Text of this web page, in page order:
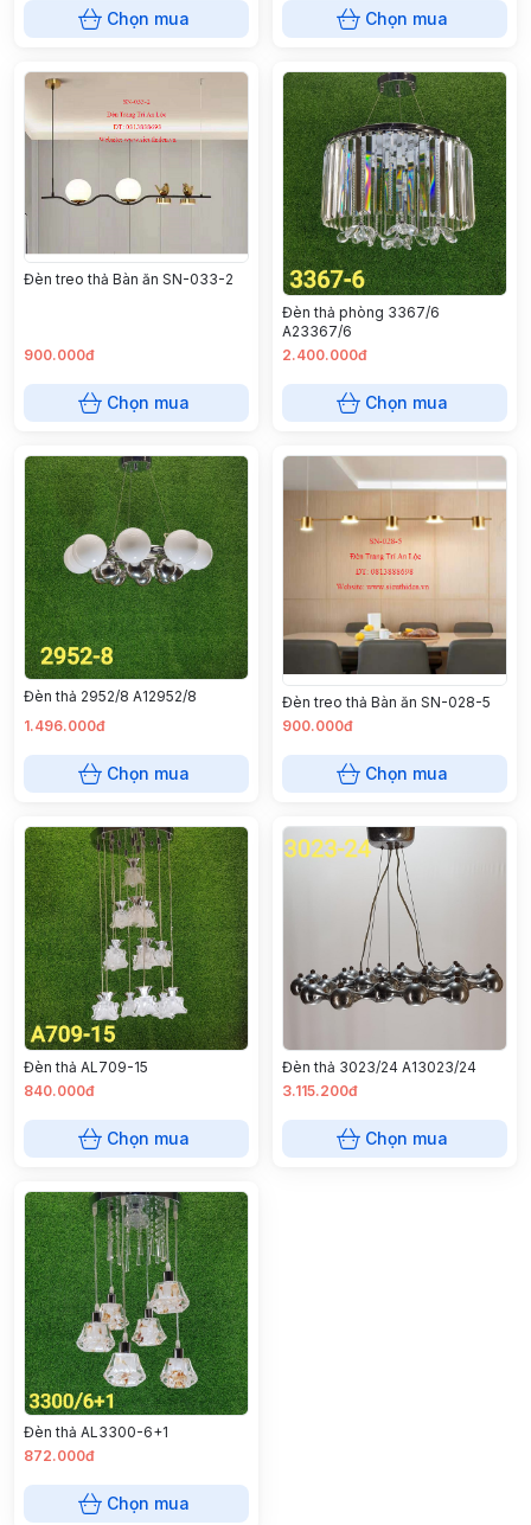
Chọn mua Chọn mua
Đèn treo thả Bàn ăn SN-033-2
900.000đ
Chọn mua
Đèn thả phòng 3367/6
A23367/6
2.400.000đ
Chọn mua
Đèn thả 2952/8 A12952/8
1.496.000đ
Chọn mua
Đèn treo thả Bàn ăn SN-028-5
900.000đ
Chọn mua
Đèn thả AL709-15
840.000đ
Chọn mua
Đèn thả 3023/24 A13023/24
3.115.200đ
Chọn mua
Đèn thả AL3300-6+1
872.000đ
Chọn mua